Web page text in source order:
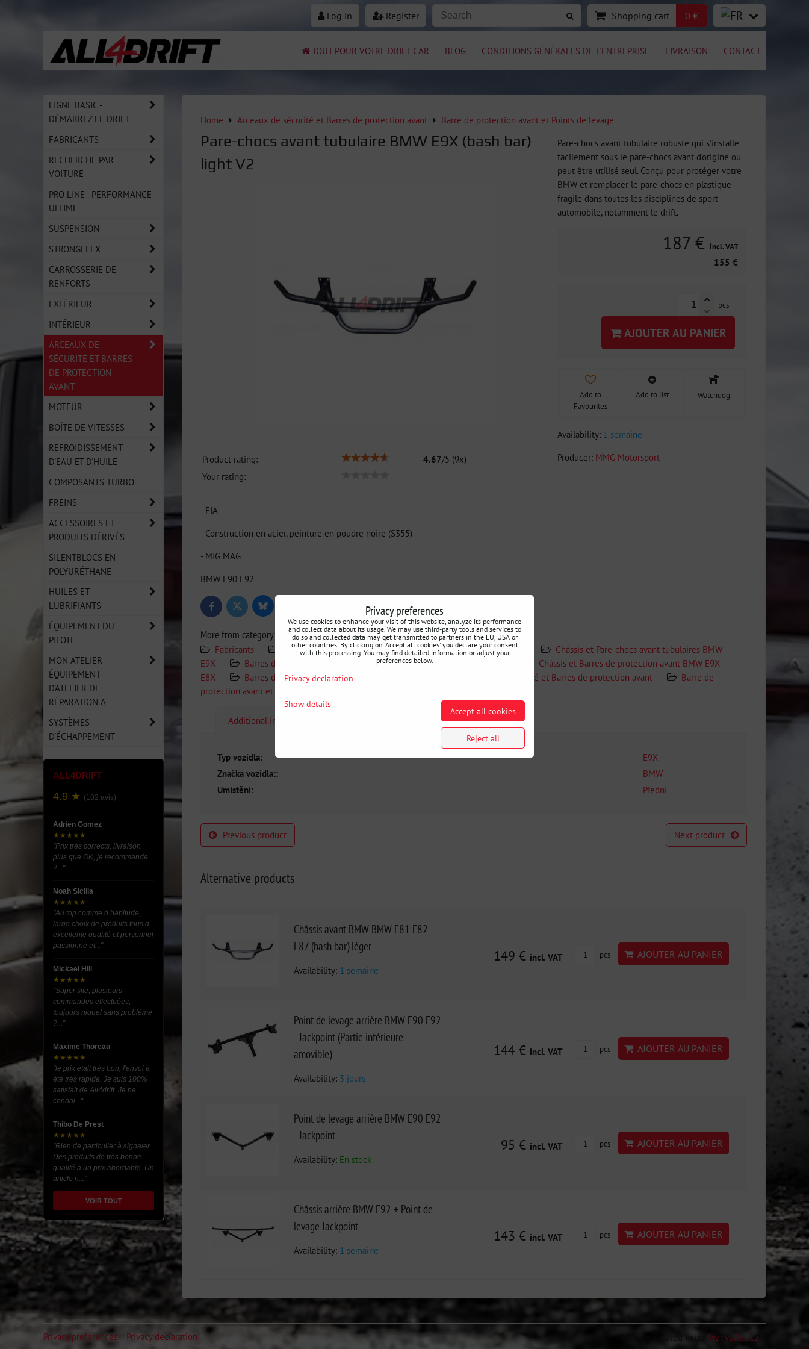
Log in Register Shopping cart 0 €
TOUT POUR VOTRE DRIFT CAR BLOG CONDITIONS GÉNÉRALES DE L'ENTREPRISE LIVRAISON CONTACT
Home Arceaux de sécurité et Barres de protection avant Barre de protection avant et Points de levage
Pare-chocs avant tubulaire BMW E9X (bash bar)
light V2
Product rating: 4.67/5 (9x)
Your rating:
Pare-chocs avant tubulaire robuste qui s'installe
facilement sous le pare-chocs avant d'origine ou
peut être utilisé seul. Conçu pour protéger votre
BMW et remplacer le pare-chocs en plastique
fragile dans toutes les disciplines de sport
automobile, notamment le drift.
187 € incl. VAT
155 €
pcs
AJOUTER AU PANIER
Add to
Favourites
Add to list Watchdog
Availability: 1 semaine
Producer: MMG Motorsport
- FIA
- Construction en acier, peinture en poudre noire (S355)
- MIG MAG
BMW E90 E92
FacebookTwitter Bluesky LinkedInWhatsApp
E-
mail
More from category
Fabricants MMG Motorsport Recherche par voiture BMW E9X
Châssis et Pare-chocs avant tubulaires BMW
E9X
Barres de protection avant et points de levage BMW
Châssis et Barres de protection avant BMW E9X
E8X
Barres de protection avant tubulaires et Points de Arceaux de sécurité et Barres de protection avant
Barre de
protection avant et Points de levage
Additional information
Typ vozidla:
E9X
Značka vozidla::
BMW
Umístění:
Přední
Previous product Next product
Alternative products
Châssis avant BMW BMW E81 E82
E87 (bash bar) léger
Availability: 1 semaine
149 € incl. VAT pcs AJOUTER AU PANIER
Point de levage arrière BMW E90 E92
- Jackpoint (Partie inférieure
amovible)
Availability: 3 jours
144 € incl. VAT pcs AJOUTER AU PANIER
Point de levage arrière BMW E90 E92
- Jackpoint
Availability: En stock
95 € incl. VAT pcs AJOUTER AU PANIER
Châssis arrière BMW E92 + Point de
levage Jackpoint
Availability: 1 semaine
143 € incl. VAT pcs AJOUTER AU PANIER
LIGNE BASIC -
DÉMARREZ LE DRIFT
FABRICANTS
RECHERCHE PAR
VOITURE
PRO LINE - PERFORMANCE
ULTIME
SUSPENSION
STRONGFLEX
CARROSSERIE DE
RENFORTS
EXTÉRIEUR
INTÉRIEUR
ARCEAUX DE
SÉCURITÉ ET BARRES
DE PROTECTION
AVANT
MOTEUR
BOÎTE DE VITESSES
REFROIDISSEMENT
D'EAU ET D'HUILE
COMPOSANTS TURBO
FREINS
ACCESSOIRES ET
PRODUITS DÉRIVÉS
SILENTBLOCS EN
POLYURÉTHANE
HUILES ET
LUBRIFIANTS
ÉQUIPEMENT DU
PILOTE
MON ATELIER -
ÉQUIPEMENT
D'ATELIER DE
RÉPARATION A
SYSTÈMES
D'ÉCHAPPEMENT
ALL4DRIFT
4.9 ★ (182 avis)
Adrien Gomez
★★★★★
"Prix très corrects, livraison
plus que OK, je recommande
?..."
Noah Sicilia
★★★★★
"Au top comme d habitude,
large choix de produits tous d
excellente qualité et personnel
passionné et..."
Mickael Hill
★★★★★
"Super site, plusieurs
commandes effectuées,
toujours niquel sans problème
?..."
Maxime Thoreau
★★★★★
"le prix était très bon, l'envoi a
été très rapide. Je suis 100%
satisfait de All4drift. Je ne
connai..."
Thibo De Prest
★★★★★
"Rien de particulier à signaler.
Des produits de très bonne
qualité à un prix abordable. Un
article n..."
VOIR TOUT
Privacy preferences Privacy declaration Website created with: ByznysWeb.cz
Privacy preferences
We use cookies to enhance your visit of this website, analyze its performance
and collect data about its usage. We may use third-party tools and services to
do so and collected data may get transmitted to partners in the EU, USA or
other countries. By clicking on 'Accept all cookies' you declare your consent
with this processing. You may find detailed information or adjust your
preferences below.
Privacy declaration
Show details
Accept all cookies
Reject all